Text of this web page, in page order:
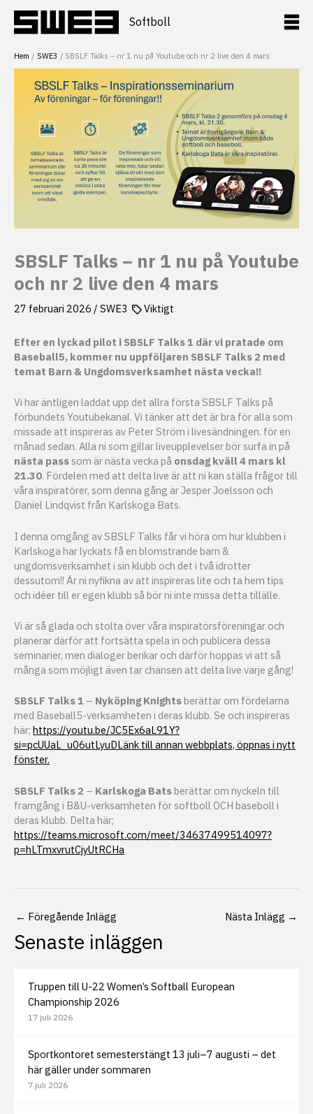
innehåll
Softboll
Hem SWE3 SBSLF Talks – nr 1 nu på Youtube och nr 2 live den 4 mars
SBSLF Talks – nr 1 nu på Youtube
och nr 2 live den 4 mars
27 februari 2026 / SWE3 Viktigt
Efter en lyckad pilot i SBSLF Talks 1 där vi pratade om
Baseball5, kommer nu uppföljaren SBSLF Talks 2 med
temat Barn & Ungdomsverksamhet nästa vecka!!
Vi har äntligen laddat upp det allra första SBSLF Talks på
förbundets Youtubekanal. Vi tänker att det är bra för alla som
missade att inspireras av Peter Ström i livesändningen. för en
månad sedan. Alla ni som gillar liveupplevelser bör surfa in på
nästa passsom är nästa vecka på onsdag kväll 4 mars kl
21.30. Fördelen med att delta live är att ni kan ställa frågor till
våra inspiratörer, som denna gång är Jesper Joelsson och
Daniel Lindqvist från Karlskoga Bats.
I denna omgång av SBSLF Talks får vi höra om hur klubben i
Karlskoga har lyckats få en blomstrande barn &
ungdomsverksamhet i sin klubb och det i två idrotter
dessutom!! Är ni nyfikna av att inspireras lite och ta hem tips
och idéer till er egen klubb så bör ni inte missa detta tillälle.
Vi är så glada och stolta över våra inspiratörsföreningar och
planerar därför att fortsätta spela in och publicera dessa
seminarier, men dialoger berikar och därför hoppas vi att så
många som möjligt även tar chansen att delta live varje gång!
SBSLF Talks 1 – Nyköping Knightsberättar om fördelarna
med Baseball5-verksamheten i deras klubb. Se och inspireras
här; https://youtu.be/JC5Ex6aL91Y?
si=pcUUaL_u06utLyuDLänk till annan webbplats, öppnas i nytt
fönster.
SBSLF Talks 2 – Karlskoga Batsberättar om nyckeln till
framgång i B&U-verksamheten för softboll OCH baseboll i
deras klubb. Delta här;
https://teams.microsoft.com/meet/34637499514097?
p=hLTmxvrutCjyUtRCHa
← Föregående Inlägg Nästa Inlägg →
Senaste inläggen
Truppen till U-22 Women’s Softball European
Championship 2026
17 juli 2026
Sportkontoret semesterstängt 13 juli–7 augusti – det
här gäller under sommaren
7 juli 2026